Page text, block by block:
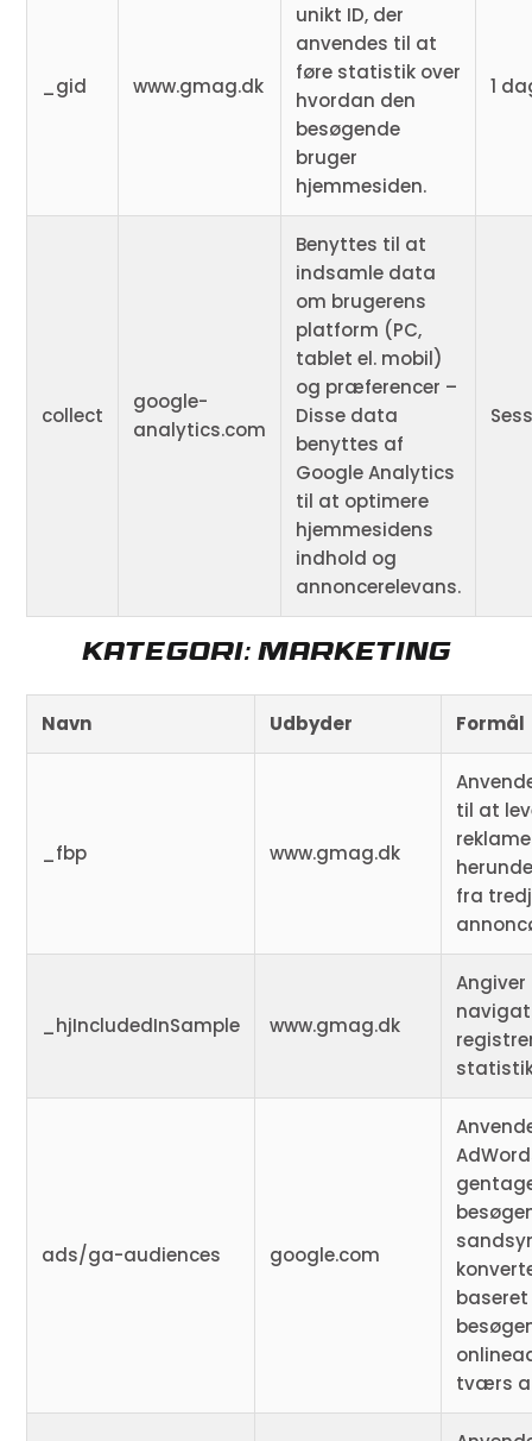
_gid www.gmag.dk
unikt ID, der
anvendes til at
føre statistik over
hvordan den
besøgende
bruger
hjemmesiden.
1
collect
google-
analytics.com
Benyttes til at
indsamle data
om brugerens
platform (PC,
tablet el. mobil)
og præferencer –
Disse data
benyttes af
Google Analytics
til at optimere
hjemmesidens
indhold og
annoncerelevans.
Kategori: Marketing
Navn Udbyder Formål
_fbp www.gmag.dk
til at
fra
_hjIncludedInSample www.gmag.dk
ads/ga-audiences google.com
tværs